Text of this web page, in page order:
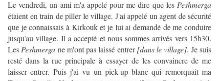
Le vendredi, un ami m'a appelé pour me dire que les Peshmerga
étaient en train de piller le village. J'ai appelé un agent de sécurité
que je connaissais à Kirkouk et je lui ai demandé de me conduire
jusqu'au village. Il a accepté et nous sommes arrivés vers 15h30.
Les Peshmerga ne m'ont pas laissé entrer[dans le village]. Je suis
resté dans la rue principale à essayer de les convaincre de me
laisser entrer. Puis j'ai vu un pick-up blanc qui remorquait ma